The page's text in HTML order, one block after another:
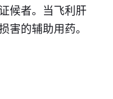
候者。当飞利肝
害的辅助用药。